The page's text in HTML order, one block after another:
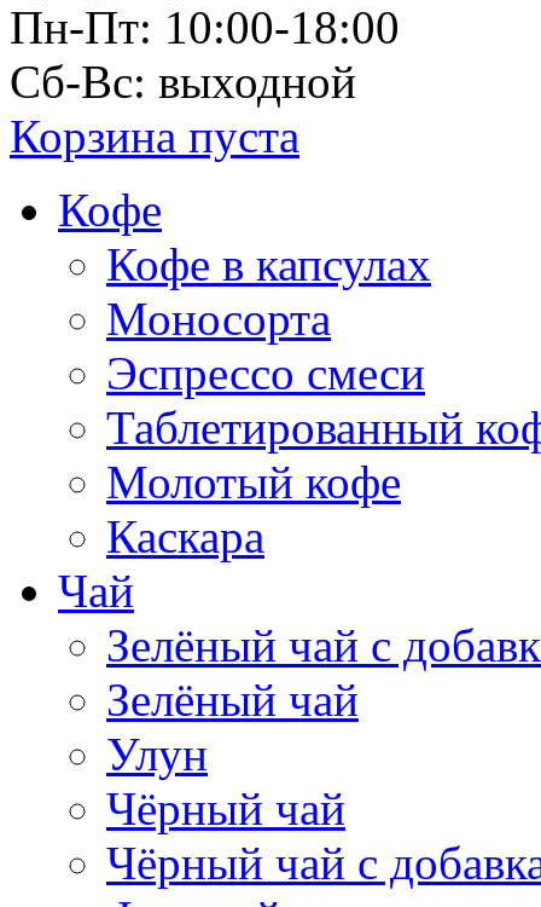
Пн-Пт: 10:00-18:00
Сб-Вс: выходной
Корзина пуста
Кофе
Кофе в капсулах
Моносорта
Эспрессо смеси
Таблетированный
Молотый кофе
Каскара
Чай
Зелёный чай с
Зелёный чай
Улун
Чёрный чай
Чёрный чай с